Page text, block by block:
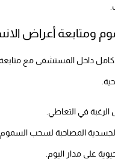
ومتابعة أعراض
كامل داخل المستشفى مع
الرغبة في التعاطي.
الجسدية المصاحبة لسحب السموم.
على مدار اليوم.